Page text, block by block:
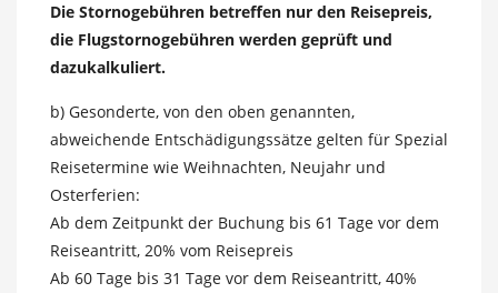
Die Stornogebühren betreffen nur den Reisepreis,
die Flugstornogebühren werden geprüft und
dazukalkuliert.
b) Gesonderte, von den oben genannten,
abweichende Entschädigungssätze gelten für Spezial
Reisetermine wie Weihnachten, Neujahr und
Osterferien:
Ab dem Zeitpunkt der Buchung bis 61 Tage vor dem
Reiseantritt, 20% vom Reisepreis
Ab 60 Tage bis 31 Tage vor dem Reiseantritt, 40%